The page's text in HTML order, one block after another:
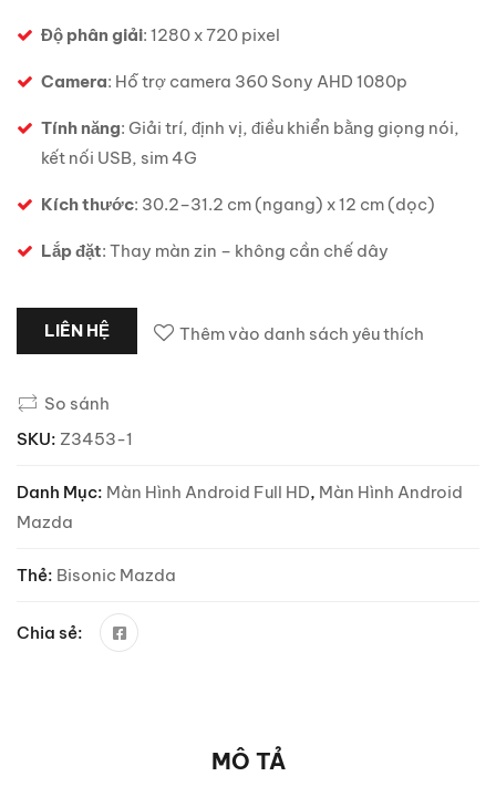
Độ phân giải: 1280 x 720 pixel
Camera: Hỗ trợ camera 360 Sony AHD 1080p
Tính năng: Giải trí, định vị, điều khiển bằng giọng nói,
kết nối USB, sim 4G
Kích thước: 30.2–31.2 cm (ngang) x 12 cm (dọc)
Lắp đặt: Thay màn zin – không cần chế dây
LIÊN HỆ Thêm vào danh sách yêu thích
So sánh
SKU: Z3453-1
Danh Mục: Màn Hình Android Full HD, Màn Hình Android
Mazda
Thẻ: Bisonic Mazda
Chia sẻ:
MÔ TẢ